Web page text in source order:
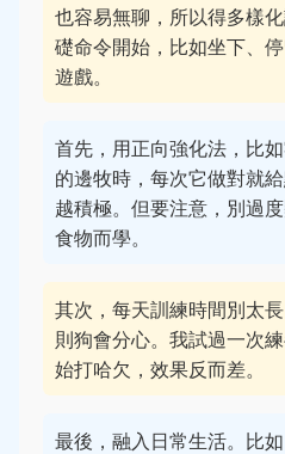
也容易無聊，所以得多樣
礎命令開始，比如坐下、
遊戲。
首先，用正向強化法，比
的邊牧時，每次它做對就
越積極。但要注意，別過
食物而學。
其次，每天訓練時間別太
則狗會分心。我試過一次
始打哈欠，效果反而差。
最後，融入日常生活。比